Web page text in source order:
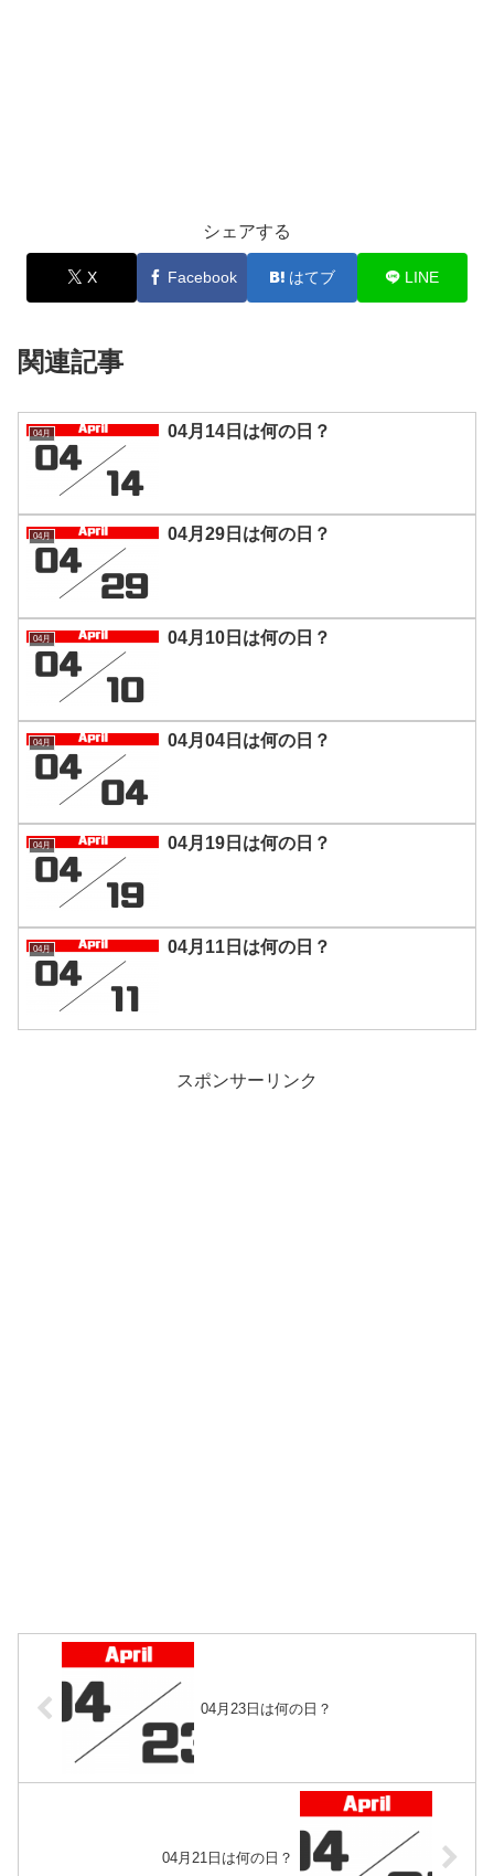
シェアする
X Facebook はてブ LINE
関連記事
04月 04月14日は何の日？
04月 04月29日は何の日？
04月 04月10日は何の日？
04月 04月04日は何の日？
04月 04月19日は何の日？
04月 04月11日は何の日？
スポンサーリンク
04月23日は何の日？
04月21日は何の日？